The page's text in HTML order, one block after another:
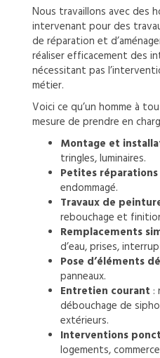
Nous travaillons avec des
intervenant pour des
de réparation et
réaliser efficacement des
nécessitant pas
métier.
Voici ce qu’un homme à
mesure de prendre en
Montage et
tringles, luminaires.
Petites réparations
endommagé.
Travaux de
rebouchage et
Remplacements
d’eau, prises,
Pose d’éléments
panneaux.
Entretien courant :
débouchage de
extérieurs.
Interventions
logements,